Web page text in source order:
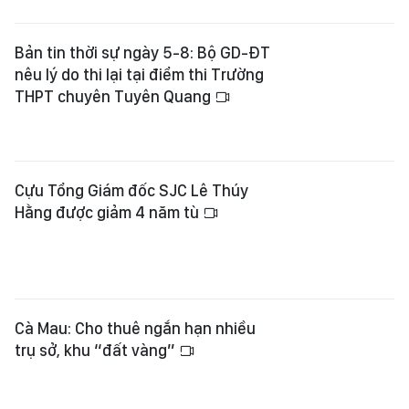
Bản tin thời sự ngày 5-8: Bộ GD-ĐT
nêu lý do thi lại tại điểm thi Trường
THPT chuyên Tuyên Quang
Cựu Tổng Giám đốc SJC Lê Thúy
Hằng được giảm 4 năm tù
Cà Mau: Cho thuê ngắn hạn nhiều
trụ sở, khu “đất vàng”